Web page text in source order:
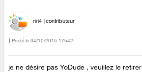
riri4 contributeur
Posté le ‎04/10/2015 17h42
je ne désire pas YoDude , veuillez le retirer